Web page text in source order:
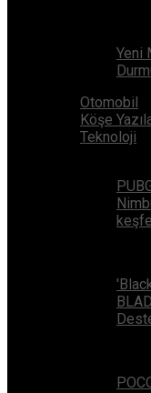
Yeni
Otomobil
Köşe
Teknoloji